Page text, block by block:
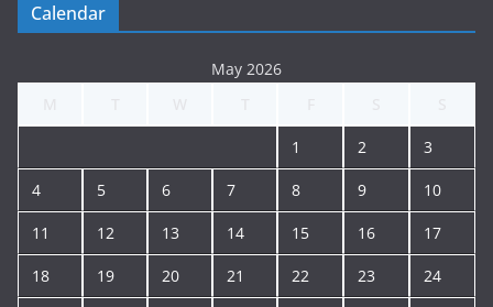
Calendar
May 2026
1 2 3
4 5 6 7 8 9 10
11 12 13 14 15 16 17
18 19 20 21 22 23 24